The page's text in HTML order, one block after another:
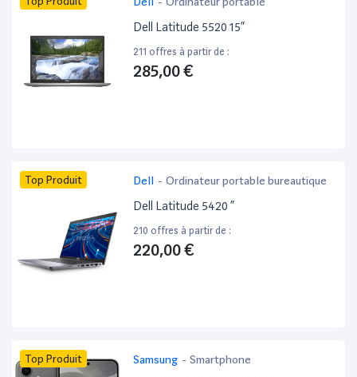
Dell Latitude 5520 15”
211 offres à partir de :
285,00 €
Top Produit Dell - Ordinateur portable bureautique
Dell Latitude 5420 ”
210 offres à partir de :
220,00 €
Top Produit Samsung - Smartphone